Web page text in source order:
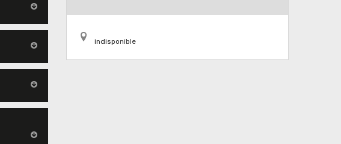
indisponible